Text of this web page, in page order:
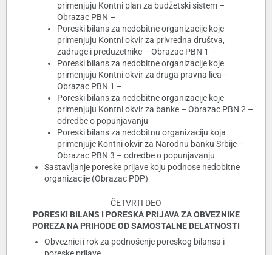
primenjuju Kontni plan za budžetski sistem –
Obrazac PBN –
Poreski bilans za nedobitne organizacije koje
primenjuju Kontni okvir za privredna društva,
zadruge i preduzetnike – Obrazac PBN 1 –
Poreski bilans za nedobitne organizacije koje
primenjuju Kontni okvir za druga pravna lica –
Obrazac PBN 1 –
Poreski bilans za nedobitne organizacije koje
primenjuju Kontni okvir za banke – Obrazac PBN 2 –
odredbe o popunjavanju
Poreski bilans za nedobitnu organizaciju koja
primenjuje Kontni okvir za Narodnu banku Srbije –
Obrazac PBN 3 – odredbe o popunjavanju
Sastavljanje poreske prijave koju podnose nedobitne
organizacije (Obrazac PDP)
ČETVRTI DEO
PORESKI BILANS I PORESKA PRIJAVA ZA OBVEZNIKE
POREZA NA PRIHODE OD SAMOSTALNE DELATNOSTI
Obveznici i rok za podnošenje poreskog bilansa i